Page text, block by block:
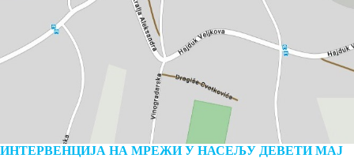
ИНТЕРВЕНЦИЈА НА МРЕЖИ У НАСЕЉУ ДЕВЕТИ МАЈ